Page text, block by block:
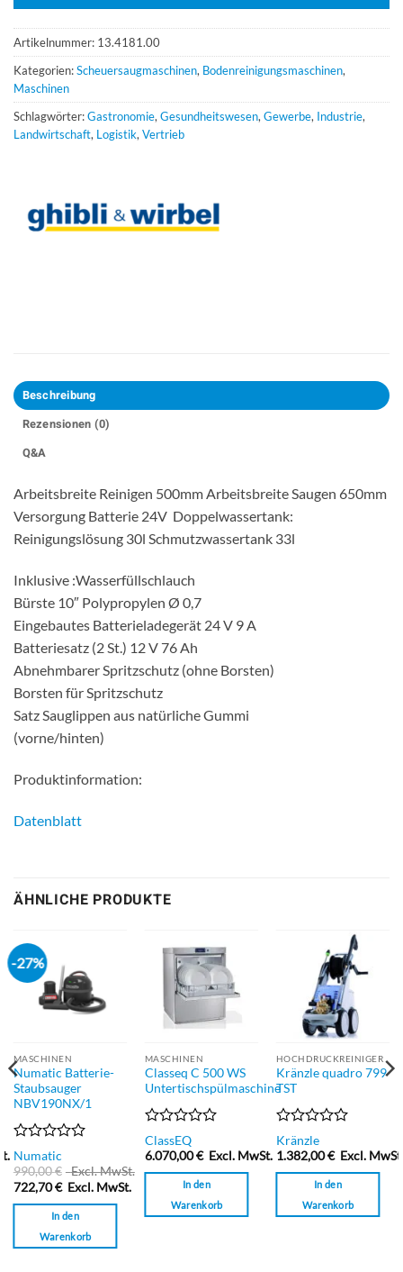
Artikelnummer: 13.4181.00
Kategorien:Scheuersaugmaschinen, Bodenreinigungsmaschinen,
Maschinen
Schlagwörter:Gastronomie, Gesundheitswesen, Gewerbe, Industrie,
Landwirtschaft, Logistik, Vertrieb
Beschreibung
Rezensionen (0)
Q&A
Arbeitsbreite Reinigen 500mm Arbeitsbreite Saugen 650mm
Versorgung Batterie 24V Doppelwassertank:
Reinigungslösung 30l Schmutzwassertank 33l
Inklusive :Wasserfüllschlauch
Bürste 10″ Polypropylen Ø 0,7
Eingebautes Batterieladegerät 24 V 9 A
Batteriesatz (2 St.) 12 V 76 Ah
Abnehmbarer Spritzschutz (ohne Borsten)
Borsten für Spritzschutz
Satz Sauglippen aus natürliche Gummi
(vorne/hinten)
Produktinformation:
Datenblatt
ÄHNLICHE PRODUKTE
-27%
MASCHINEN
Numatic Batterie-
Staubsauger
NBV190NX/1
Bewertet
mit
0
von
5
Numatic
990,00€
Excl. MwSt.
722,70€ Excl. MwSt.
In den
Warenkorb
MASCHINEN
Classeq C 500 WS
Untertischspülmaschine
Bewertet
mit
0
ClassEQ
6.070,00€ Excl. MwSt.
In den
Warenkorb
HOCHDRUCKREINIGER
Kränzle quadro 799
TST
Bewertet
mit
0
Kränzle
1.382,00€ Excl. MwSt.
In den
Warenkorb